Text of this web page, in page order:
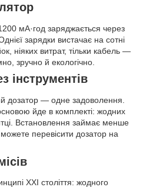
мА·год заряджається через
зарядки вистачає на сотні
ніяких витрат, тільки кабель —
зручно й екологічно.
інструментів
дозатор — одне задоволення.
йде в комплекті: жодних
Встановлення займає менше
перевісити дозатор на
XXI століття: жодного